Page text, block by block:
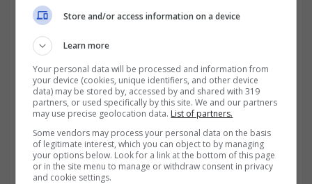
annuale dell’obbligazione di BPER Banca è
stata fissata al 6,125%, con un prezzo di
emissione di 99,847%.
Store and/or access information on a device
Learn more
Your personal data will be processed and information from
your device (cookies, unique identifiers, and other device
data) may be stored by, accessed by and shared with 319
partners, or used specifically by this site. We and our partners
may use precise geolocation data. List of partners.
Some vendors may process your personal data on the basis
of legitimate interest, which you can object to by managing
your options below. Look for a link at the bottom of this page
or in the site menu to manage or withdraw consent in privacy
and cookie settings.